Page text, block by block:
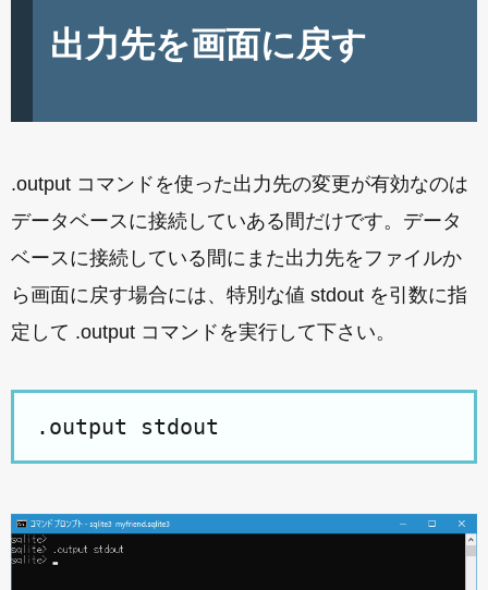
出力先を画面に戻す
.output コマンドを使った出力先の変更が有効なのは
データベースに接続していある間だけです。データ
ベースに接続している間にまた出力先をファイルか
ら画面に戻す場合には、特別な値 stdout を引数に指
定して .output コマンドを実行して下さい。
.output stdout